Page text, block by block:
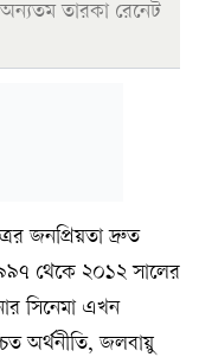
অন্যতম তারকা রেনেট
জনপ্রিয়তা দ্রুত
থেকে ২০১২ সালের
সিনেমা এখন
অর্থনীতি, জলবায়ু